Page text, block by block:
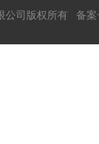
公司版权所有 备案